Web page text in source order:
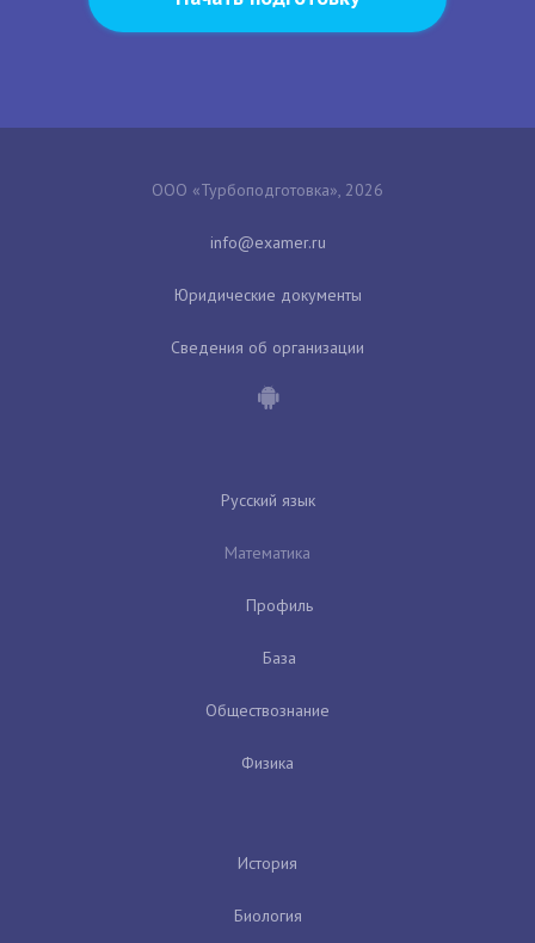
ООО «Турбоподготовка», 2026
Юридические документы
Сведения об организации
Русский язык
Математика
Профиль
База
Обществознание
Физика
История
Биология